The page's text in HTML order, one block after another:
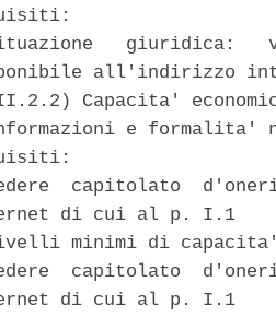
giuridica:
all'indirizzo
Capacita'
e formalita'
capitolato
di cui al p. I.1
minimi di
capitolato
di cui al p. I.1